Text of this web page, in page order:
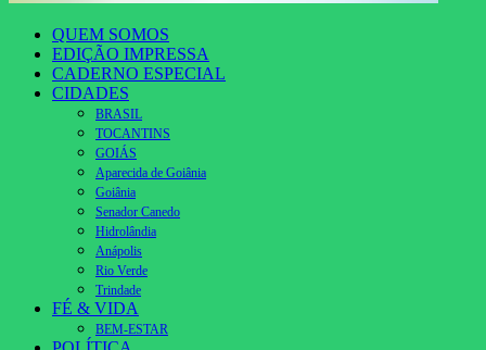
QUEM SOMOS
EDIÇÃO IMPRESSA
CADERNO ESPECIAL
CIDADES
BRASIL
TOCANTINS
GOIÁS
Aparecida de Goiânia
Goiânia
Senador Canedo
Hidrolândia
Anápolis
Rio Verde
Trindade
FÉ & VIDA
BEM-ESTAR